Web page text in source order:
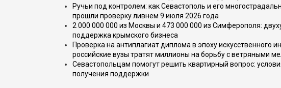
Ручьи под контролем: как Севастополь и его
прошли проверку ливнем 9 июля 2026 года
2 000 000 000 из Москвы и 473 000 000 из Симферополя:
поддержка крымского бизнеса
Проверка на антиплагиат диплома в эпоху искусственного
российские вузы тратят миллионы на борьбу с ветряными
Севастопольцам помогут решить квартирный вопрос:
получения поддержки